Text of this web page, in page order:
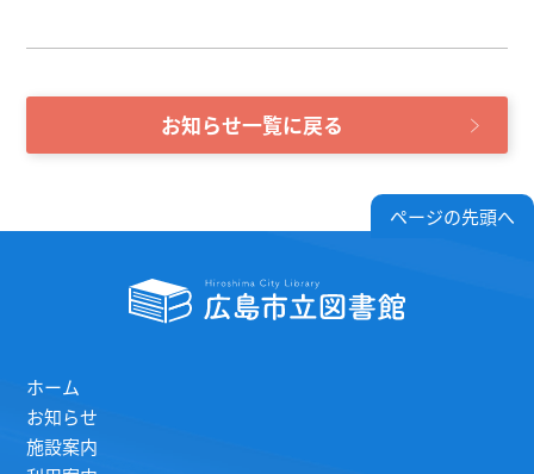
お知らせ一覧に戻る
ページの先頭へ
ホーム
お知らせ
施設案内